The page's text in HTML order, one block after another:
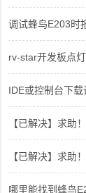
调试蜂鸟E203时
rv-star开发板点
IDE或控制台下载
【已解决】求助
【已解决】求助
哪里能找到蜂鸟